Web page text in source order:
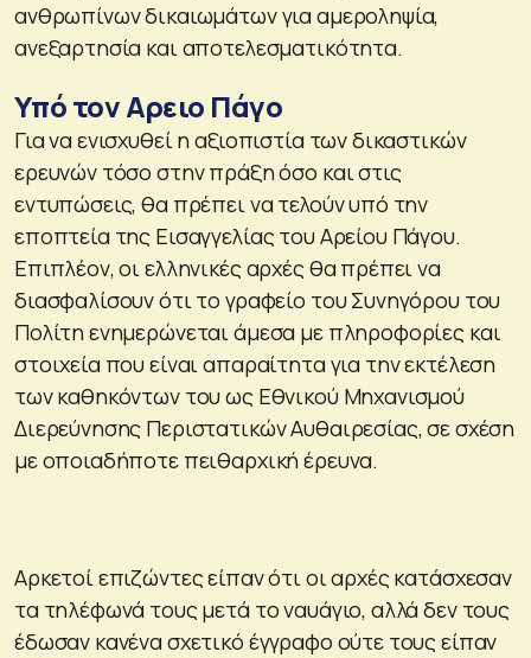
ανθρωπίνων δικαιωμάτων για αμεροληψία,
ανεξαρτησία και αποτελεσματικότητα.
Υπό τον Αρειο Πάγο
Για να ενισχυθεί η αξιοπιστία των δικαστικών
ερευνών τόσο στην πράξη όσο και στις
εντυπώσεις, θα πρέπει να τελούν υπό την
εποπτεία της Εισαγγελίας του Αρείου Πάγου.
Επιπλέον, οι ελληνικές αρχές θα πρέπει να
διασφαλίσουν ότι το γραφείο του Συνηγόρου του
Πολίτη ενημερώνεται άμεσα με πληροφορίες και
στοιχεία που είναι απαραίτητα για την εκτέλεση
των καθηκόντων του ως Εθνικού Μηχανισμού
Διερεύνησης Περιστατικών Αυθαιρεσίας, σε σχέση
με οποιαδήποτε πειθαρχική έρευνα.
Αρκετοί επιζώντες είπαν ότι οι αρχές κατάσχεσαν
τα τηλέφωνά τους μετά το ναυάγιο, αλλά δεν τους
έδωσαν κανένα σχετικό έγγραφο ούτε τους είπαν